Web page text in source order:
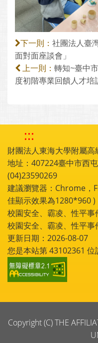
下一則： 社團法人臺
面對面座談會」
上一則： 轉知~臺中
度初階專業回饋人才培
:::
財團法人東海大學附屬高
地址：407224臺中市西
(04)23590269
建議瀏覽器：Chrome，
佳顯示效果為1280*960 )
校園安全、霸凌、性平
校園安全、霸凌、性平
更新日期：2026-08-07
您是本站第43102361 位
Copyright (C) THE